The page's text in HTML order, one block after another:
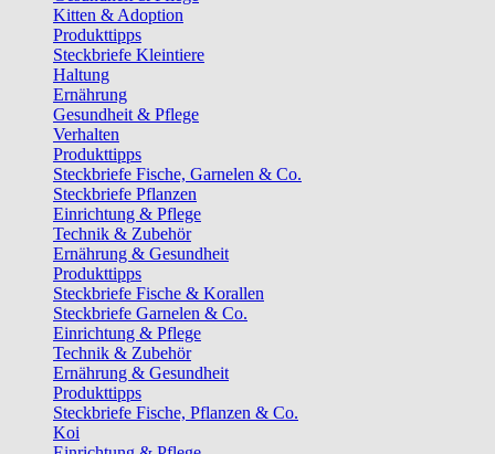
Kitten & Adoption
Produkttipps
Steckbriefe Kleintiere
Haltung
Ernährung
Gesundheit & Pflege
Verhalten
Produkttipps
Steckbriefe Fische, Garnelen & Co.
Steckbriefe Pflanzen
Einrichtung & Pflege
Technik & Zubehör
Ernährung & Gesundheit
Produkttipps
Steckbriefe Fische & Korallen
Steckbriefe Garnelen & Co.
Einrichtung & Pflege
Technik & Zubehör
Ernährung & Gesundheit
Produkttipps
Steckbriefe Fische, Pflanzen & Co.
Koi